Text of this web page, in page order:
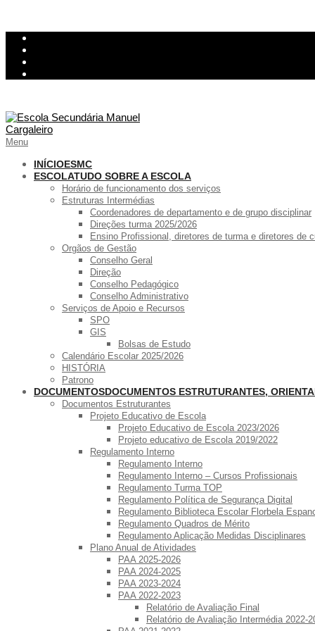
Skip
content
Primary
Menu
Menu
INÍCIOESMC
ESCOLATUDO SOBRE A ESCOLA
Horário de funcionamento dos serviços
Estruturas Intermédias
Coordenadores de departamento e de grupo disciplinar
Direções turma 2025/2026
Ensino Profissional, diretores de turma e diretores de
Orgãos de Gestão
Conselho Geral
Direção
Conselho Pedagógico
Conselho Administrativo
Serviços de Apoio e Recursos
SPO
GIS
Bolsas de Estudo
Calendário Escolar 2025/2026
HISTÓRIA
Patrono
DOCUMENTOSDOCUMENTOS ESTRUTURANTES,
Documentos Estruturantes
Projeto Educativo de Escola
Projeto Educativo de Escola 2023/2026
Projeto educativo de Escola 2019/2022
Regulamento Interno
Regulamento Interno
Regulamento Interno – Cursos Profissionais
Regulamento Turma TOP
Regulamento Política de Segurança Digital
Regulamento Biblioteca Escolar Florbela
Regulamento Quadros de Mérito
Regulamento Aplicação Medidas Disciplinares
Plano Anual de Atividades
PAA 2025-2026
PAA 2024-2025
PAA 2023-2024
PAA 2022-2023
Relatório de Avaliação Final
Relatório de Avaliação Intermédia 2022-